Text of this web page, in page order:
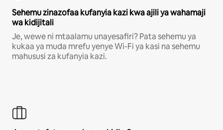
Sehemu zinazofaa kufanyia kazi kwa ajili ya wahamaji
wa kidijitali
Je, wewe ni mtaalamu unayesafiri? Pata sehemu ya
kukaa ya muda mrefu yenye Wi-Fi ya kasi na sehemu
mahususi za kufanyia kazi.